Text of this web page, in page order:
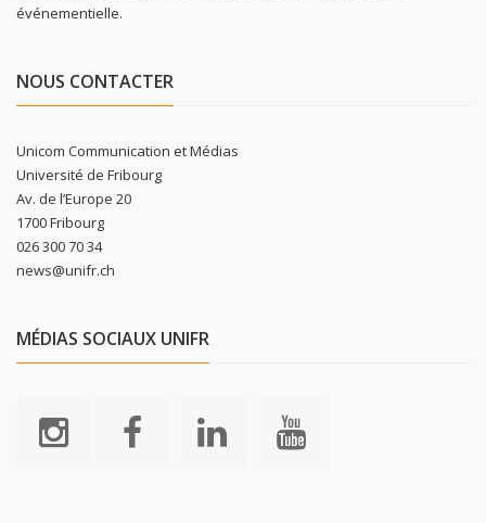
événementielle.
NOUS CONTACTER
Unicom Communication et Médias
Université de Fribourg
Av. de l’Europe 20
1700 Fribourg
026 300 70 34
news@unifr.ch
MÉDIAS SOCIAUX UNIFR